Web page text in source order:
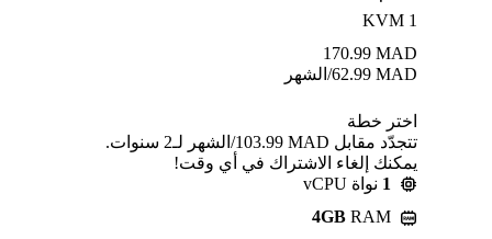
KVM 1
MAD
170.99
MAD
62.99/الشهر
اختر خطة
تتجدّد مقابل MAD ⁦103.99⁩/الشهر لـ2 سنوات.
يمكنك إلغاء الاشتراك في أي وقت!
1 نواة vCPU
4GB RAM